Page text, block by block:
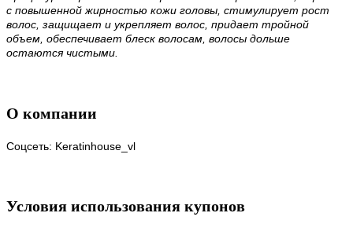
с повышенной жирностью кожи головы, стимулирует рост
волос, защищает и укрепляет волос, придает тройной
объем, обеспечивает блеск волосам, волосы дольше
остаются чистыми.
О компании
Соцсеть: Keratinhouse_vl
Условия использования купонов